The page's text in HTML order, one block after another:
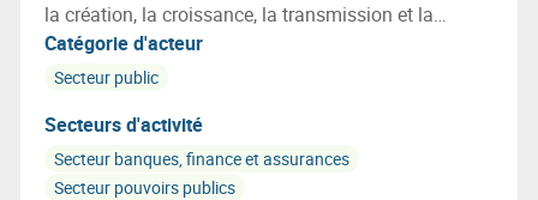
la création, la croissance, la transmission et la
transformation des entreprises grâce à des solutions
d’accompagnement, de financement et
l’emploi et la transition économique en Wallonie.
Catégorie d'acteur
Secteur public
Secteurs d'activité
Secteur banques, finance et assurances
Secteur pouvoirs publics